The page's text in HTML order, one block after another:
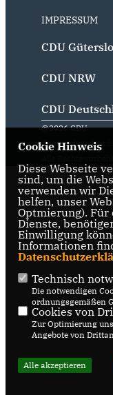
IMPRESSUM
CDU
CDU NRW
CDU
@2026 CDU
Gemeindeverband
Cookie Hinweis
Diese Webseite
sind, um die
verwenden wir
helfen, unser
Optmierung).
Dienste,
Einwilligung
Informationen
Technisch
Die notwendigen
ordnungsgemäßen
Cookies von
Zur Optimierung
Angebote von
Alle akzeptieren